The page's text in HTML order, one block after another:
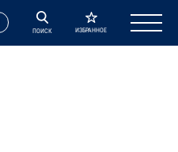
ПОИСК ИЗБРАННОЕ